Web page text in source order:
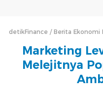
detikFinance Berita Ekonomi
Marketing
Melejitnya